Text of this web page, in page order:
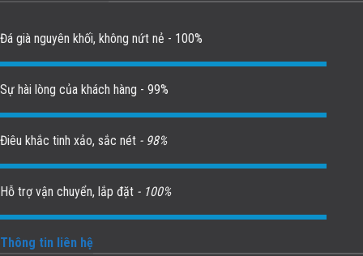
Đá già nguyên khối, không nứt nẻ - 100%
Sự hài lòng của khách hàng - 99%
Điêu khắc tinh xảo, sắc nét - 98%
Hỗ trợ vận chuyển, lắp đặt - 100%
Thông tin liên hệ